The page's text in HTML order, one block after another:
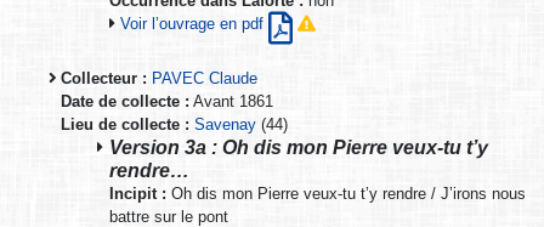
Voir l’ouvrage en pdf
Collecteur : PAVEC Claude
Date de collecte : Avant 1861
Lieu de collecte : Savenay (44)
Version 3a : Oh dis mon Pierre veux-tu t’y
rendre…
Incipit : Oh dis mon Pierre veux-tu t’y rendre / J’irons nous
battre sur le pont